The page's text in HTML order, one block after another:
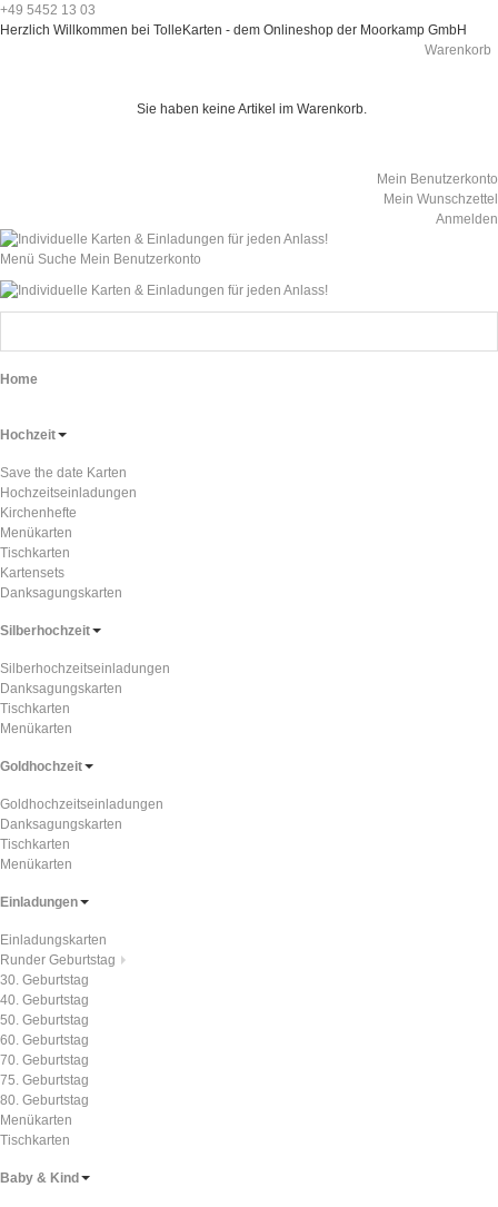
+49 5452 13 03
Herzlich Willkommen bei TolleKarten - dem Onlineshop der Moorkamp GmbH
Warenkorb
Sie haben keine Artikel im Warenkorb.
Mein Benutzerkonto
Mein Wunschzettel
Anmelden
Menü Suche Mein Benutzerkonto
Home
Hochzeit
Save the date Karten
Hochzeitseinladungen
Kirchenhefte
Menükarten
Tischkarten
Kartensets
Danksagungskarten
Silberhochzeit
Silberhochzeitseinladungen
Danksagungskarten
Tischkarten
Menükarten
Goldhochzeit
Goldhochzeitseinladungen
Danksagungskarten
Tischkarten
Menükarten
Einladungen
Einladungskarten
Runder Geburtstag
30. Geburtstag
40. Geburtstag
50. Geburtstag
60. Geburtstag
70. Geburtstag
75. Geburtstag
80. Geburtstag
Menükarten
Tischkarten
Baby & Kind